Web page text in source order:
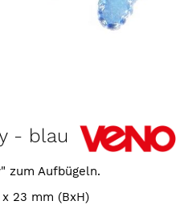
- blau
zum Aufbügeln.
23 mm (BxH)